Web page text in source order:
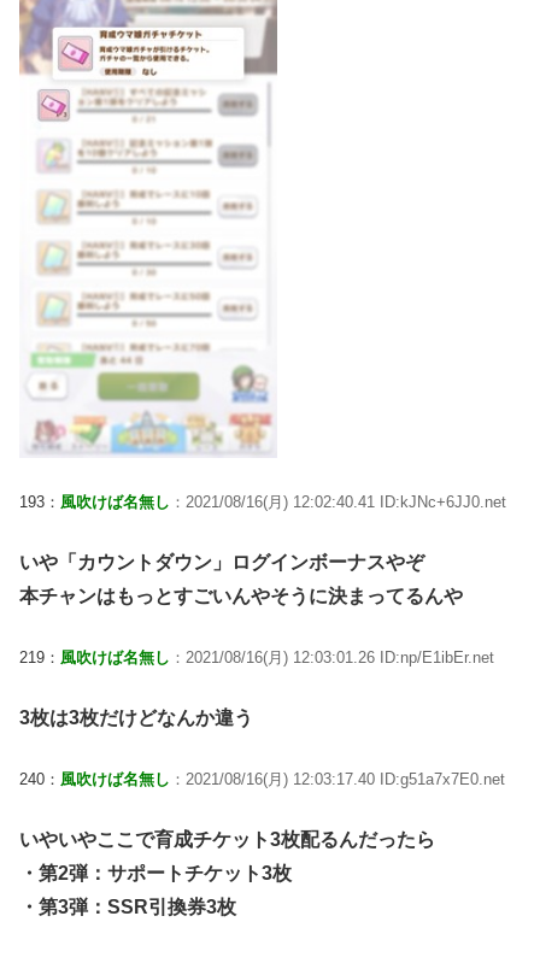
193： 風吹けば名無し ：2021/08/16(月) 12:02:40.41 ID:kJNc+6JJ0.net
いや「カウントダウン」ログインボーナスやぞ
本チャンはもっとすごいんやそうに決まってるんや
219： 風吹けば名無し ：2021/08/16(月) 12:03:01.26 ID:np/E1ibEr.net
3枚は3枚だけどなんか違う
240： 風吹けば名無し ：2021/08/16(月) 12:03:17.40 ID:g51a7x7E0.net
いやいやここで育成チケット3枚配るんだったら
・第2弾：サポートチケット3枚
・第3弾：SSR引換券3枚